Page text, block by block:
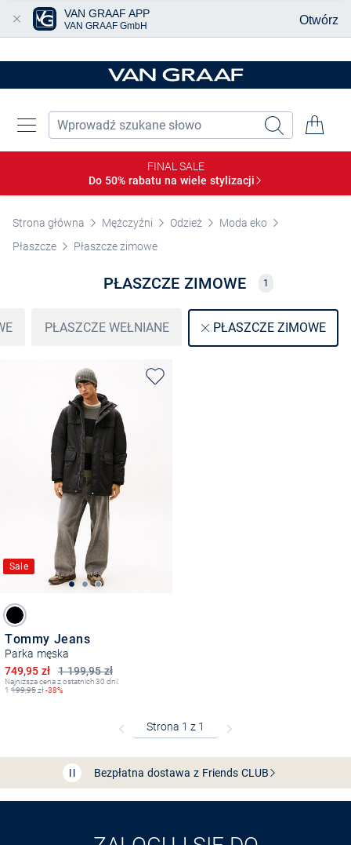
FINAL SALE
Do 50% rabatu na wiele stylizacji
Strona główna Mężczyźni Odzież
Moda eko
Płaszcze
Płaszcze zimowe
PŁASZCZE ZIMOWE 1
PŁASZCZE WEŁNIANE PŁASZCZE ZIMOWE
Sale
Tommy Jeans
Parka męska
1 199,95 zł
Obniżona cena
749,95 zł
Najniższa cena z ostatnich 30 dni:
1 199,95zł-38%
Bezpłatna dostawa z FriendsCLUB
Przedłużenie czasu zwrotu towaru: 60 dni
Odkryj aplikację VAN GRAAF
VAN GRAAF APP
VAN GRAAF GmbH Otwórz